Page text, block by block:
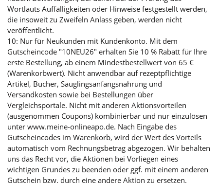
Wortlauts Auffälligkeiten oder Hinweise festgestellt werden,
die insoweit zu Zweifeln Anlass geben, werden nicht
veröffentlicht.
10: Nur für Neukunden mit Kundenkonto. Mit dem
Gutscheincode "10NEU26" erhalten Sie 10 % Rabatt für Ihre
erste Bestellung, ab einem Mindestbestellwert von 65 €
(Warenkorbwert). Nicht anwendbar auf rezeptpflichtige
Artikel, Bücher, Säuglingsanfangsnahrung und
Versandkosten sowie bei Bestellungen über
Vergleichsportale. Nicht mit anderen Aktionsvorteilen
(ausgenommen Coupons) kombinierbar und nur einzulösen
unter www.meine-onlineapo.de. Nach Eingabe des
Gutscheincodes im Warenkorb, wird der Wert des Vorteils
automatisch vom Rechnungsbetrag abgezogen. Wir behalten
uns das Recht vor, die Aktionen bei Vorliegen eines
wichtigen Grundes zu beenden oder ggf. mit einem anderen
Gutschein bzw. durch eine andere Aktion zu ersetzen.